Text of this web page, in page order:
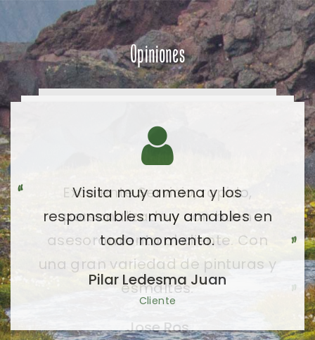
Opiniones
Visita muy amena y los
responsables muy amables en
todo momento.
Pilar Ledesma Juan
Cliente